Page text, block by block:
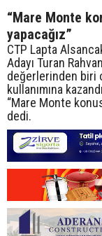
“Mare Monte
yapacağız”
CTP Lapta
Adayı Turan
değerlerinden biri
kullanımına
“Mare Monte
dedi.